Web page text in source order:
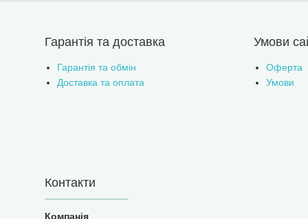
Гарантія та доставка
Гарантія та обмін
Доставка та оплата
Умови
Оферта
Умови
Контакти